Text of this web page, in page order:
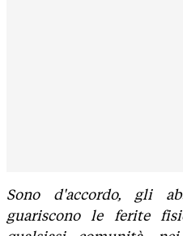
Sono d'accordo, gli
guariscono le ferite